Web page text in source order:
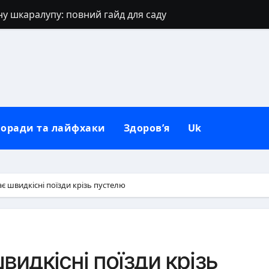
шкаралупу: повний гайд для саду
щит дому, родини та серця
правильно й без втрат
виключно від тата
сформувати нову звичку
гід із правилами сівозміни
та лайфхаки Здоров’я Uk
швидкісні поїзди крізь пустелю
поїзди крізь